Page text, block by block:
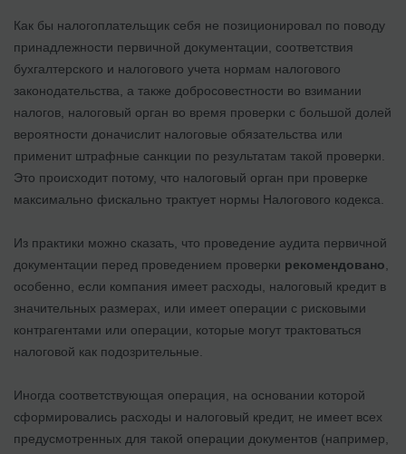
Как бы налогоплательщик себя не позиционировал по поводу
принадлежности первичной документации, соответствия
бухгалтерского и налогового учета нормам налогового
законодательства, а также добросовестности во взимании
налогов, налоговый орган во время проверки с большой долей
вероятности доначислит налоговые обязательства или
применит штрафные санкции по результатам такой проверки.
Это происходит потому, что налоговый орган при проверке
максимально фискально трактует нормы Налогового кодекса.
Из практики можно сказать, что проведение аудита первичной
документации перед проведением проверки рекомендовано
особенно, если компания имеет расходы, налоговый кредит в
значительных размерах, или имеет операции с рисковыми
контрагентами или операции, которые могут трактоваться
налоговой как подозрительные.
Иногда соответствующая операция, на основании которой
сформировались расходы и налоговый кредит, не имеет всех
предусмотренных для такой операции документов (например,